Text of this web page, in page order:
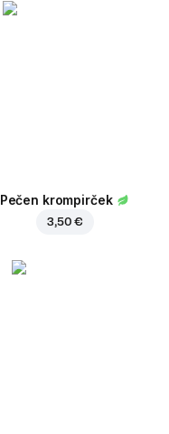
Pečen krompirček
3,50 €